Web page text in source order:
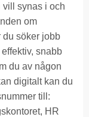
vill synas i och
om
du söker jobb
snabb
du av någon
digitalt kan du
till:
HR